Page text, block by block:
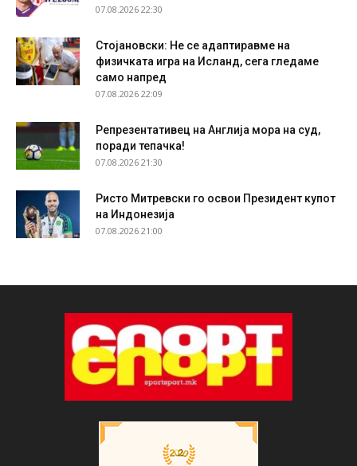
07.08.2026 22:30
Стојановски: Не се адаптиравме на
физичката игра на Исланд, сега гледаме
само напред
07.08.2026 22:09
Репрезентативец на Англија мора на суд,
поради тепачка!
07.08.2026 21:30
Ристо Митревски го освои Президент купот
на Индонезија
07.08.2026 21:00